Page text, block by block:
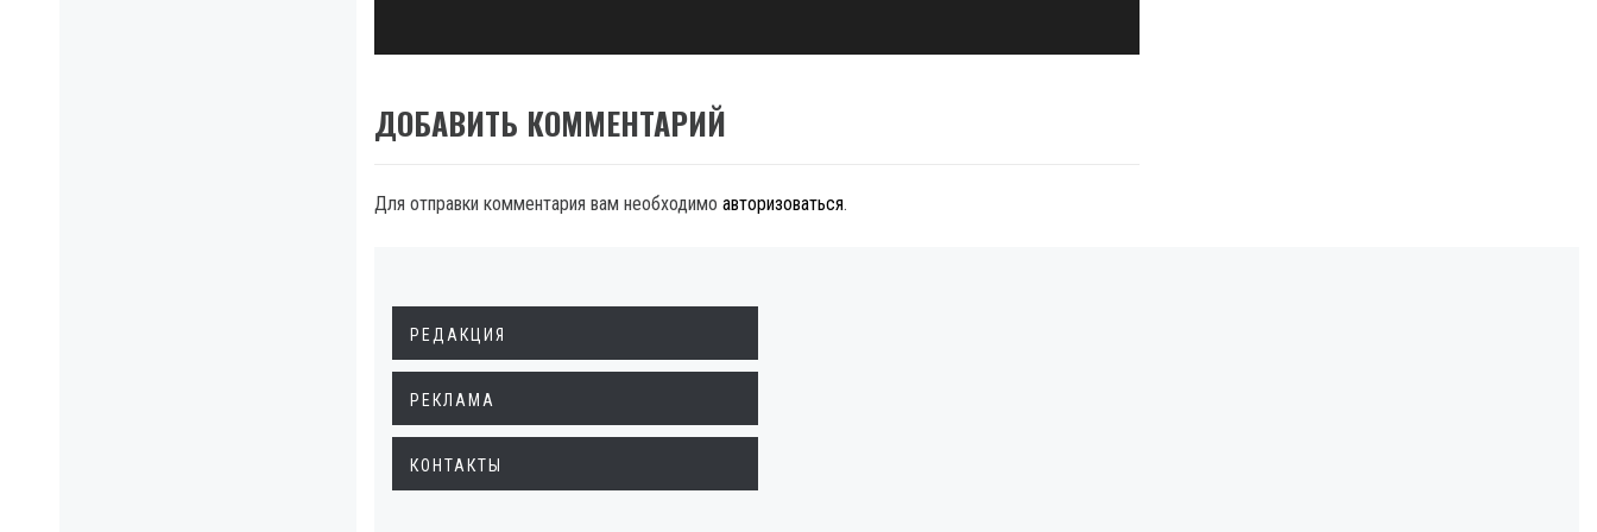
ДОБАВИТЬ КОММЕНТАРИЙ
Для отправки комментария вам необходимо авторизоваться.
РЕДАКЦИЯ
РЕКЛАМА
КОНТАКТЫ